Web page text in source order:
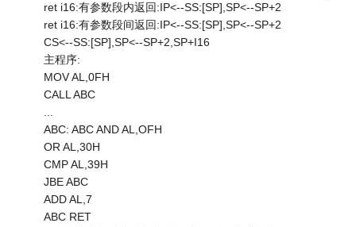
ret i16:有参数段内返回:IP<--SS:[SP],SP<--SP+2
ret i16:有参数段间返回:IP<--SS:[SP],SP<--SP+2
CS<--SS:[SP],SP<--SP+2,SP+I16
主程序:
MOV AL,0FH
CALL ABC
...
ABC: ABC AND AL,OFH
OR AL,30H
CMP AL,39H
JBE ABC
ADD AL,7
ABC RET